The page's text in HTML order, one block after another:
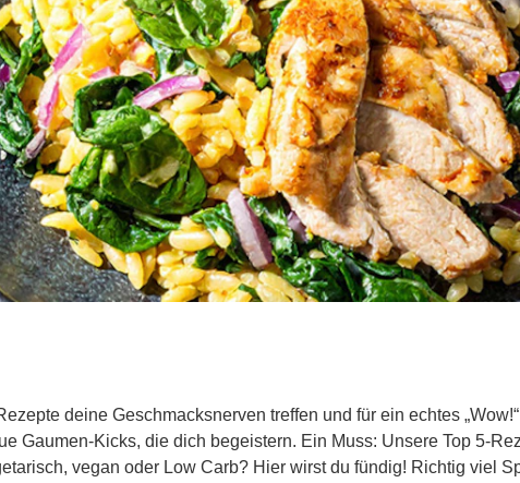
deine Geschmacksnerven treffen und für ein echtes
Gaumen-Kicks, die dich begeistern. Ein Muss: Unsere Top 5-
vegan oder Low Carb? Hier wirst du fündig! Richtig viel